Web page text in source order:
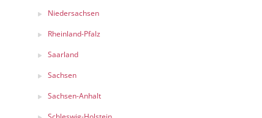
Niedersachsen
Rheinland-Pfalz
Saarland
Sachsen
Sachsen-Anhalt